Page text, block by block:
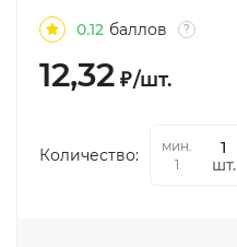
0.12 баллов ?
12,32 ₽/шт.
Количество:
мин.
1
шт.